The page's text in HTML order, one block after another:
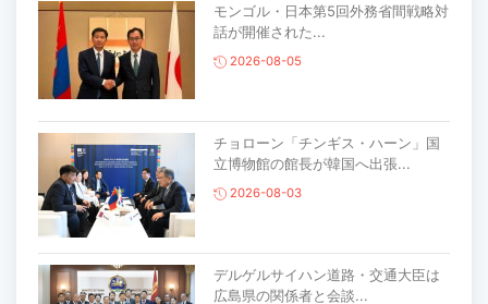
モンゴル・日本第5回外務省間戦略対
話が開催された...
2026-08-05
チョローン「チンギス・ハーン」国
立博物館の館長が韓国へ出張...
2026-08-03
デルゲルサイハン道路・交通大臣は
広島県の関係者と会談...